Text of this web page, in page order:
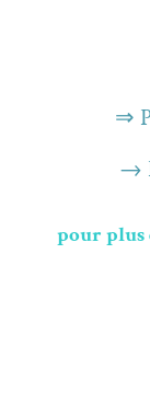
⇒
→
pour plus